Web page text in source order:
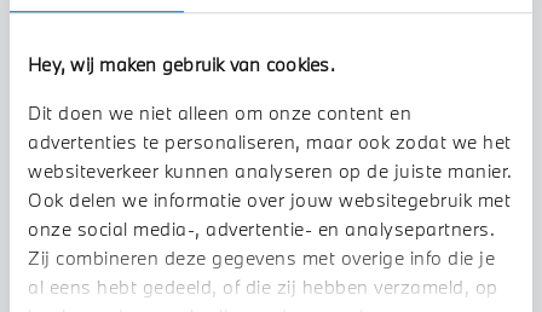
Hey, wij maken gebruik van cookies.
Dit doen we niet alleen om onze content en
advertenties te personaliseren, maar ook zodat we het
websiteverkeer kunnen analyseren op de juiste manier.
Ook delen we informatie over jouw websitegebruik met
onze social media-, advertentie- en analysepartners.
Zij combineren deze gegevens met overige info die je
al eens hebt gedeeld, of die zij hebben verzameld, op
Bekijk details